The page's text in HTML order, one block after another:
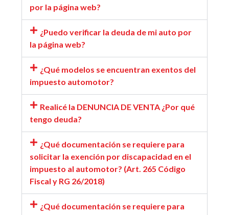
por la página web?
¿Puedo verificar la deuda de mi auto por
la página web?
¿Qué modelos se encuentran exentos del
impuesto automotor?
Realicé la DENUNCIA DE VENTA ¿Por qué
tengo deuda?
¿Qué documentación se requiere para
solicitar la exención por discapacidad en el
impuesto al automotor? (Art. 265 Código
Fiscal y RG 26/2018)
¿Qué documentación se requiere para